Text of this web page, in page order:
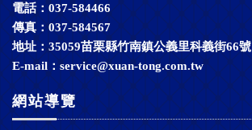
電話：037-584466
傳真：037-584567
地址：35059苗栗縣竹南鎮公義里科義街66號
E-mail： service@xuan-tong.com.tw
網站導覽